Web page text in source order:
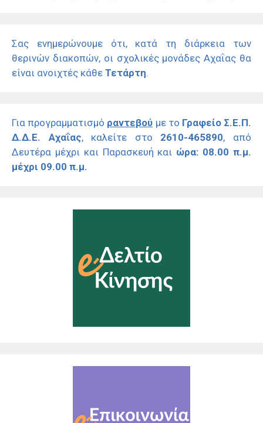
Σας ενημερώνουμε ότι, κατά τη διάρκεια των
θερινών διακοπών, οι σχολικές μονάδες Αχαΐας θα
είναι ανοιχτές κάθε Τετάρτη.
Για προγραμματισμό ραντεβού με το Γραφείο Σ.Ε.Π.
Δ.Δ.Ε. Αχαΐας, καλείτε στο 2610-465890, από
Δευτέρα μέχρι και Παρασκευή και ώρα: 08.00 π.μ.
μέχρι 09.00 π.μ.